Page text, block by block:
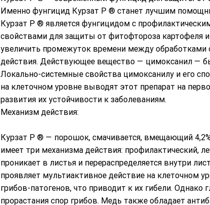
Именно фунгицид Курзат Р ® станет лучшим
Курзат Р ® является фунгицидом с
свойствами для защиты от фитофтороза картофеля
увеличить промежуток времени между
действия. Действующее вещество — цимоксанил —
Локально-системные свойства цимоксанилу и его
на клеточном уровне выводят этот препарат на
развития их устойчивости к заболеваниям.
Механизм действия:
Курзат Р ® — порошок, смачивается, вмещающий
имеет три механизма действия: профилактический,
проникает в листья и перераспределяется внутри
проявляет мультиактивное действие на клеточном
грибов-патогенов, что приводит к их гибели.
прорастания спор грибов. Медь также обладает